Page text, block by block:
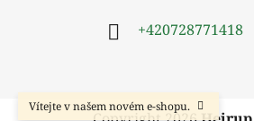
Vítejte v našem novém e-shopu.
+420728771418